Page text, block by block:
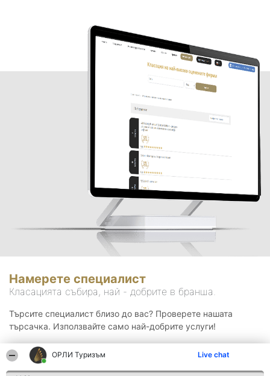
ОРЛИ Туризъм Live chat
Намерете специалист
Класацията събира, най - добрите в бранша.
Търсите специалист близо до вас? Проверете нашата
търсачка. Използвайте само най-добрите услуги!